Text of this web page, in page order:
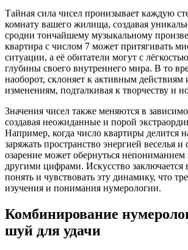
Тайная сила чисел пронизывает каждую
комнату вашего жилища, создавая
сродни тончайшему музыкальному
квартира с числом 7 может притягивать
ситуации, а её обитатели могут с
глубины своего внутреннего мира. В то
наоборот, склоняет к активным
изменениям, подталкивая к творчеству и
Значения чисел также меняются в
создавая неожиданные и порой
Например, когда число квартиры делится
заряжать пространство энергией веселья
озарение может обернуться непониманием
другими цифрами. Искусство заключается
понять и чувствовать эту динамику, что
изучения и понимания нумерологии.
Комбинирование
шуй для удачи